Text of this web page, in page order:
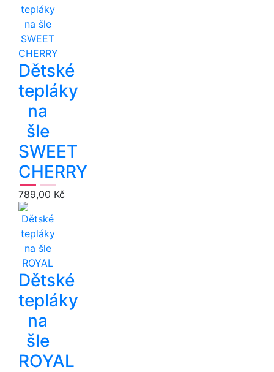
Dětské
tepláky
na
šle
SWEET
CHERRY
789,00 Kč
Dětské
tepláky
na
šle
ROYAL